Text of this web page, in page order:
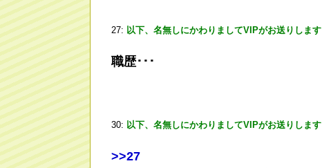
27: 以下、名無しにかわりましてVIPがお送りします
職歴･･･
30: 以下、名無しにかわりましてVIPがお送りします
>>27